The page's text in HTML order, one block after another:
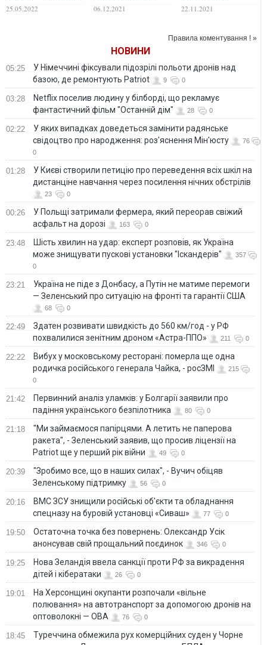
режима как
25.05.2022 06.12.2021
границе и
22.11.2021
Правила коментування ! »
НОВИНИ
05:25
У Німеччині фіксували підозрілі польоти дронів над
базою, де ремонтують Patriot
9 0
03:28
Netflix поселив людину у білборді, що рекламує
фантастичний фільм "Останній дім"
28 0
02:22
У яких випадках доведеться замінити радянське
свідоцтво про народження: роз'яснення Мін'юсту
76
0
01:28
У Києві створили петицію про переведення всіх шкіл на
дистанціне навчання через посилення нічних обстрілів
23 0
00:26
У Польщі затримали фермера, який переорав свіжий
асфальт на дорозі
163 0
23:48
Шість хвилин на удар: експерт розповів, як Україна
може знищувати пускові установки "Іскандерів"
357
0
23:21
Україна не піде з Донбасу, а Путін не матиме перемоги
— Зеленський про ситуацію на фронті та гарантії США
68 0
22:49
Здатен розвивати швидкість до 560 км/год - у РФ
похвалилися зенітним дроном «Астра-ППО»
211 0
22:22
Вибух у московському ресторані: померла ще одна
родичка російського генерала Чайка, - росЗМІ
215
0
21:42
Первинний аналіз уламків: у Болгарії заявили про
падіння українського безпілотника
80 0
21:18
"Ми займаємося папірцями. А летить не паперова
ракета", - Зеленський заявив, що просив ліцензії на
Patriot ще у перший рік війни
49 0
20:39
"Зробимо все, що в наших силах", - Вучич обіцяв
Зеленському підтримку
56 0
20:16
ВМС ЗСУ знищили російські об'єкти та обладнання
спецназу на буровій установці «Сиваш»
77 0
19:50
Остаточна точка без повернень: Олександр Усік
анонсував свій прощальний поєдинок
346 0
19:25
Нова Зеландія ввела санкції проти РФ за викрадення
дітей і кібератаки
26 0
19:01
На Херсонщині окупанти розпочали «вільне
полювання» на автотранспорт за допомогою дронів на
оптоволокні — ОВА
76 0
18:45
Туреччина обмежила рух комерційних суден у Чорне